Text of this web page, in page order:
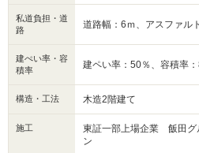
決定して頂いた金融機関
行って頂きます。
また、火災保険のお申込み
のお手続きをお願い申し上
④現地立ち合い
アーネストワンご担当者
合箇所がないか確認して頂
銀行のローン本申込の結
して頂きます。
私道負担・道
路
道路幅：6ｍ、アスファル
建ぺい率・容
積率
建ペい率：50％、容積率
構造・工法 木造2階建て
施工
東証一部上場企業 飯田
ン